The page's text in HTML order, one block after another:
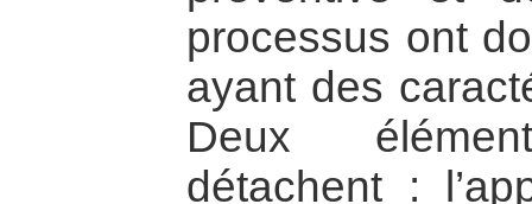
processus ont
ayant des
Deux
détachent :